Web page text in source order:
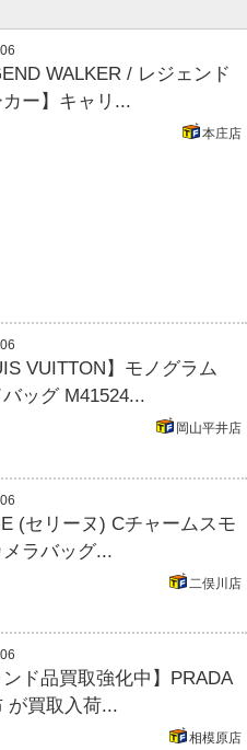
WALKER / レジェンド
カー】キャリ...
本庄店
VUITTON】モノグラム
ッグ M41524...
岡山平井店
(セリーヌ) Cチャームスモ
ラバッグ...
二俣川店
ンド品買取強化中】PRADA
が買取入荷...
相模原店